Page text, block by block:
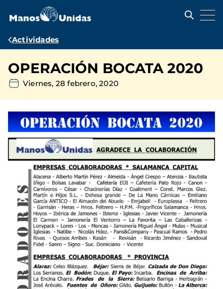
contenido
Ruta
navegación
Actividades
OPERACIÓN BOCATA 2020
Viernes, 28 febrero, 2020